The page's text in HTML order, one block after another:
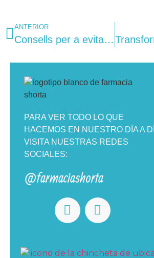
ANTERIOR
Consells per a evitar un tall de digestió
PARA VER TODO LO QUE
HACEMOS EN NUESTRO DÍA A
VISITA NUESTRAS REDES
SOCIALES:
@farmaciashorta